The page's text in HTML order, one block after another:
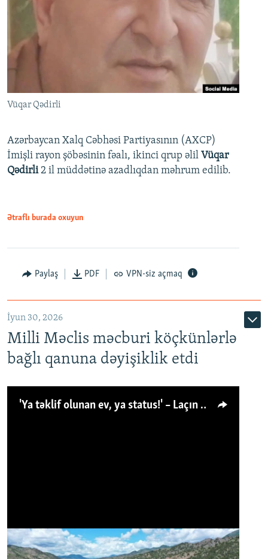
Vüqar Qədirli
Azərbaycan Xalq Cəbhəsi Partiyasının (AXCP)
İmişli rayon şöbəsinin fəalı, ikinci qrup əlil Vüqar
Qədirli2 il müddətinə azadlıqdan məhrum edilib.
Ətraflı burada oxuyun
Paylaş PDF VPN-siz açmaq
İyun 30, 2026
Milli Məclis məcburi köçkünlərlə
bağlı qanuna dəyişiklik etdi
'Ya təklif olunan ev, ya status!' – Laçın köçkünü: 'Laçından başqa heç hara!'